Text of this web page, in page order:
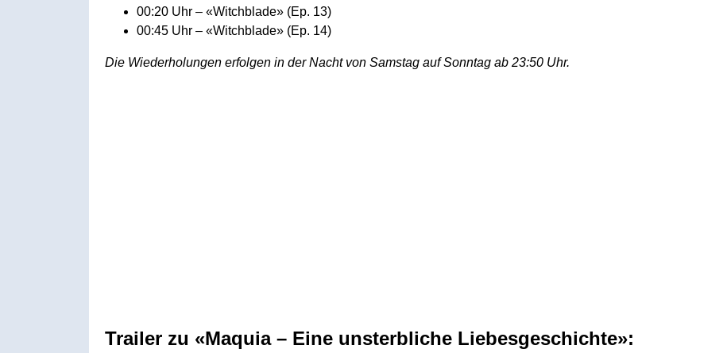
00:20 Uhr – «Witchblade» (Ep. 13)
00:45 Uhr – «Witchblade» (Ep. 14)
Die Wiederholungen erfolgen in der Nacht von Samstag auf Sonntag ab 23:50 Uhr.
Trailer zu «Maquia – Eine unsterbliche Liebesgeschichte»: